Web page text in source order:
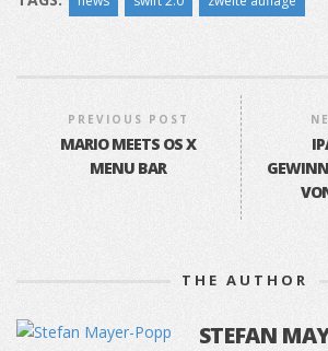
PREVIOUS POST
MARIO MEETS OS X
MENU BAR
THE AUTHOR
STEFAN